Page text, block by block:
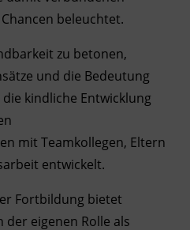
beleuchtet.
zu betonen,
und die Bedeutung
kindliche Entwicklung
mit Teamkollegen, Eltern
entwickelt.
Fortbildung bietet
der eigenen Rolle als